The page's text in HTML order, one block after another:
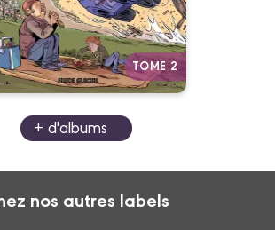
TOME 2
Autres tomes
+ d'albums
nos autres labels